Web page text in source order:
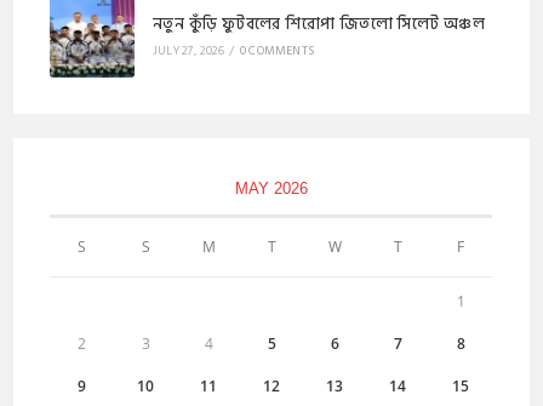
নতুন কুঁড়ি ফুটবলের শিরোপা জিতলো সিলেট অঞ্চল
JULY 27, 2026 / 0 COMMENTS
MAY 2026
S S M T W T F
1
2 3 4 5 6 7 8
9 10 11 12 13 14 15